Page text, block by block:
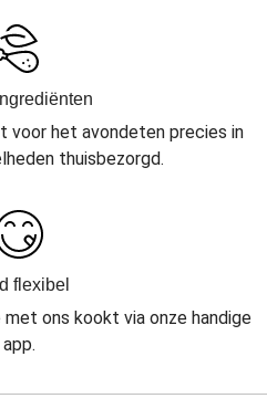
voor het avondeten precies in
thuisbezorgd.
flexibel
ons kookt via onze handige
app.